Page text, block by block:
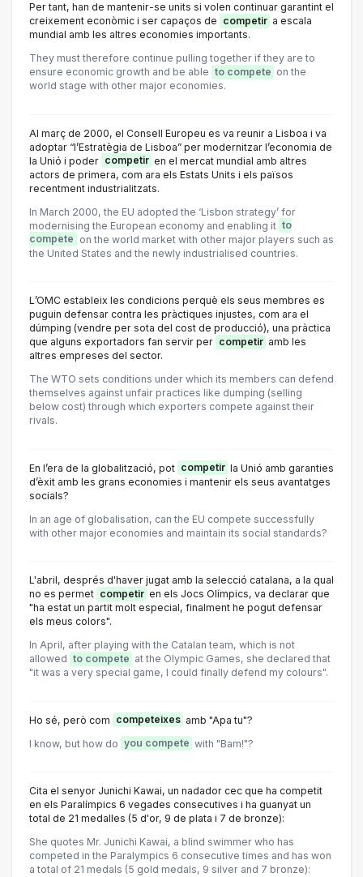
Per tant, han de mantenir-se units si volen continuar garantint el
creixement econòmic i ser capaços de competir a escala
mundial amb les altres economies importants.
They must therefore continue pulling together if they are to
ensure economic growth and be able to compete on the
world stage with other major economies.
Al març de 2000, el Consell Europeu es va reunir a Lisboa i va
adoptar “l’Estratègia de Lisboa” per modernitzar l’economia de
la Unió i poder competir en el mercat mundial amb altres
actors de primera, com ara els Estats Units i els països
recentment industrialitzats.
In March 2000, the EU adopted the ‘Lisbon strategy’ for
modernising the European economy and enabling it to
compete on the world market with other major players such as
the United States and the newly industrialised countries.
L’OMC estableix les condicions perquè els seus membres es
puguin defensar contra les pràctiques injustes, com ara el
dúmping (vendre per sota del cost de producció), una pràctica
que alguns exportadors fan servir per competir amb les
altres empreses del sector.
The WTO sets conditions under which its members can defend
themselves against unfair practices like dumping (selling
below cost) through which exporters compete against their
rivals.
En l’era de la globalització, pot competir la Unió amb garanties
d’èxit amb les grans economies i mantenir els seus avantatges
socials?
In an age of globalisation, can the EU compete successfully
with other major economies and maintain its social standards?
L'abril, després d'haver jugat amb la selecció catalana, a la qual
no es permet competir en els Jocs Olímpics, va declarar que
"ha estat un partit molt especial, finalment he pogut defensar
els meus colors".
In April, after playing with the Catalan team, which is not
allowed to compete at the Olympic Games, she declared that
"it was a very special game, I could finally defend my colours".
Ho sé, però com competeixes amb "Apa tu"?
I know, but how do you compete with "Bam!"?
Cita el senyor Junichi Kawai, un nadador cec que ha competit
en els Paralímpics 6 vegades consecutives i ha guanyat un
total de 21 medalles (5 d'or, 9 de plata i 7 de bronze):
She quotes Mr. Junichi Kawai, a blind swimmer who has
competed in the Paralympics 6 consecutive times and has won
a total of 21 medals (5 gold medals, 9 silver and 7 bronze):